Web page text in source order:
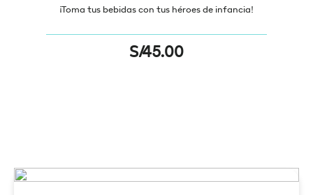
¡Toma tus bebidas con tus héroes de infancia!
S/45.00